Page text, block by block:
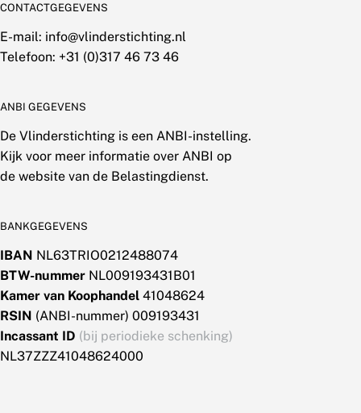
CONTACTGEGEVENS
E-mail: info@vlinderstichting.nl
Telefoon: +31 (0)317 46 73 46
ANBI GEGEVENS
De Vlinderstichting is een ANBI-instelling.
Kijk voor meer informatie over ANBI op
de website van de Belastingdienst.
BANKGEGEVENS
IBAN NL63TRIO0212488074
BTW-nummer NL009193431B01
Kamer van Koophandel 41048624
RSIN (ANBI-nummer) 009193431
Incassant ID (bij periodieke schenking)
NL37ZZZ41048624000